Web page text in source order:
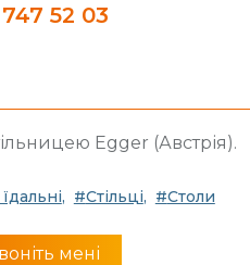
52 03
Egger (Австрія).
Стільці Столи
мені